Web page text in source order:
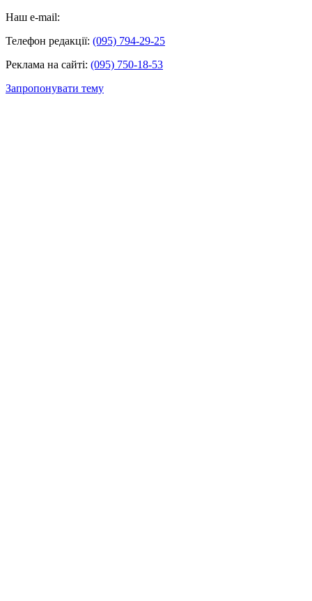
Наш e-mail:
Телефон редакції: (095) 794-29-25
Реклама на сайті: (095) 750-18-53
Запропонувати тему